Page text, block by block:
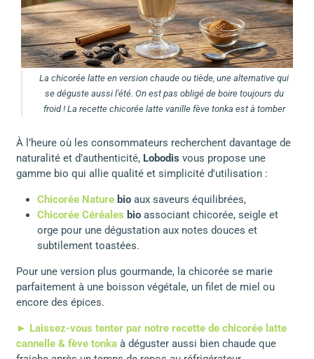
La chicorée latte en version chaude ou tiède, une alternative qui
se déguste aussi l'été. On est pas obligé de boire toujours du
froid ! La recette chicorée latte vanille fève tonka est à tomber
À l’heure où les consommateurs recherchent davantage de
naturalité et d’authenticité, Lobodis vous propose une
gamme bio qui allie qualité et simplicité d'utilisation :
Chicorée Naturebioaux saveurs équilibrées,
Chicorée Céréales bio associant chicorée, seigle et
orge pour une dégustation aux notes douces et
subtilement toastées.
Pour une version plus gourmande, la chicorée se marie
parfaitement à une boisson végétale, un filet de miel ou
encore des épices.
► Laissez-vous tenter par notre recette de chicorée latte
cannelle & fève tonkaà déguster aussi bien chaude que